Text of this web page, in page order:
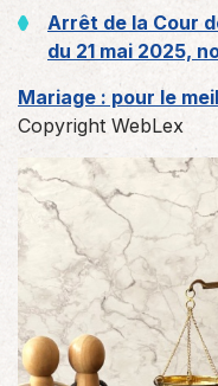
Arrêt de la Cour
du 21 mai 2025,
Mariage : pour le
Copyright WebLex